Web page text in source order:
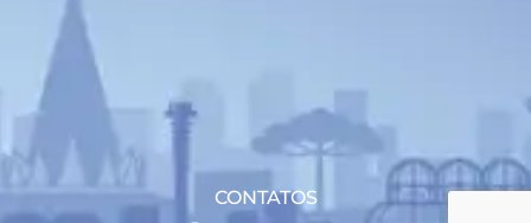
CONTATOS